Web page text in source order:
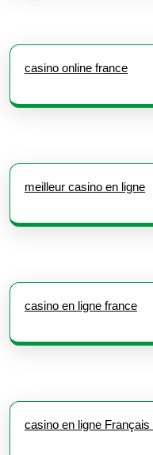
casino online france
meilleur casino en ligne
casino en ligne france
casino en ligne Français